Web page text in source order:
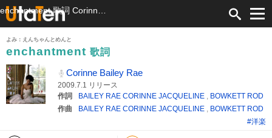
よみ：えんちゃんとめんと
enchantment 歌詞
Corinne Bailey Rae
2009.7.1 リリース
作詞
BAILEY RAE CORINNE JACQUELINE , BOWKETT ROD
作曲
BAILEY RAE CORINNE JACQUELINE , BOWKETT ROD
#洋楽